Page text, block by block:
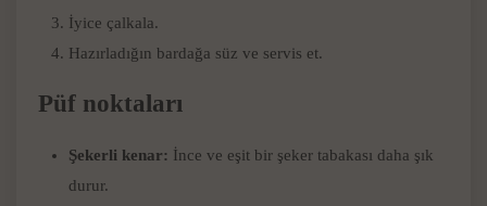
İyice çalkala.
Hazırladığın bardağa süz ve servis et.
Püf noktaları
Şekerli kenar: İnce ve eşit bir şeker tabakası daha şık
durur.